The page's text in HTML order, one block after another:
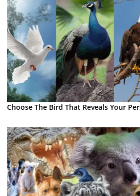
Choose The Bird That Reveals Your